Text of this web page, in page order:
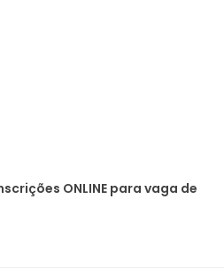
ONLINE para vaga de